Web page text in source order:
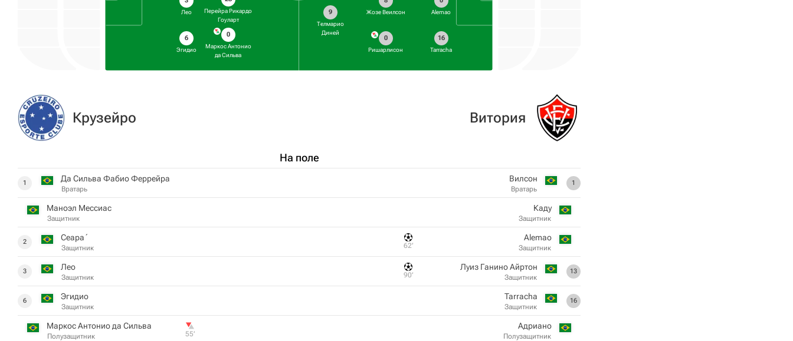
Лео
6
Эгидио
Перейра Рикардо
Гоуларт
0
Маркос Антонио
да Сильва
Alemao
16
Tarracha
Жозе Веилсон
0
Ришарлисон
9
Телмарио
Диней
Крузейро
На поле
1 Да Сильва Фабио Феррейра
Вратарь
Маноэл Мессиас
Защитник
2 Сеара́
Защитник
3 Лео
Защитник
6 Эгидио
Защитник
Маркос Антонио да Сильва
Полузащитник 55‎’‎
Витория
1
Вилсон
Вратарь
Каду
Защитник
Alemao
Защитник
62‎’‎
13
Луиз Ганино Айртон
Защитник
90‎’‎
16
Tarracha
Защитник
Адриано
Полузащитник